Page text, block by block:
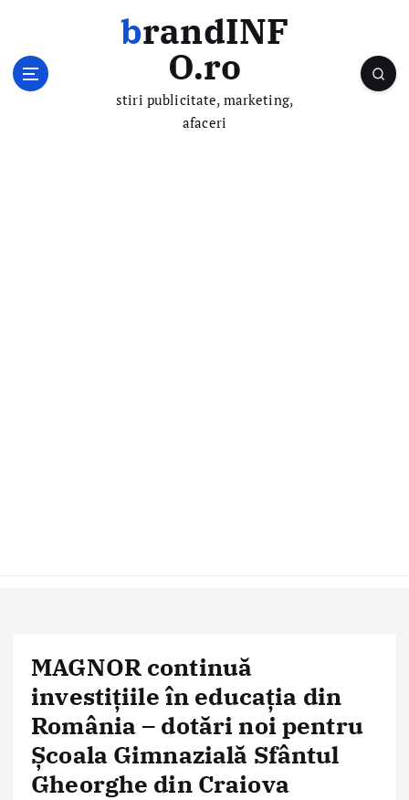
brandINF
O.ro
stiri publicitate, marketing,
afaceri
MAGNOR continuă
investițiile în educația din
România – dotări noi pentru
Școala Gimnazială Sfântul
Gheorghe din Craiova